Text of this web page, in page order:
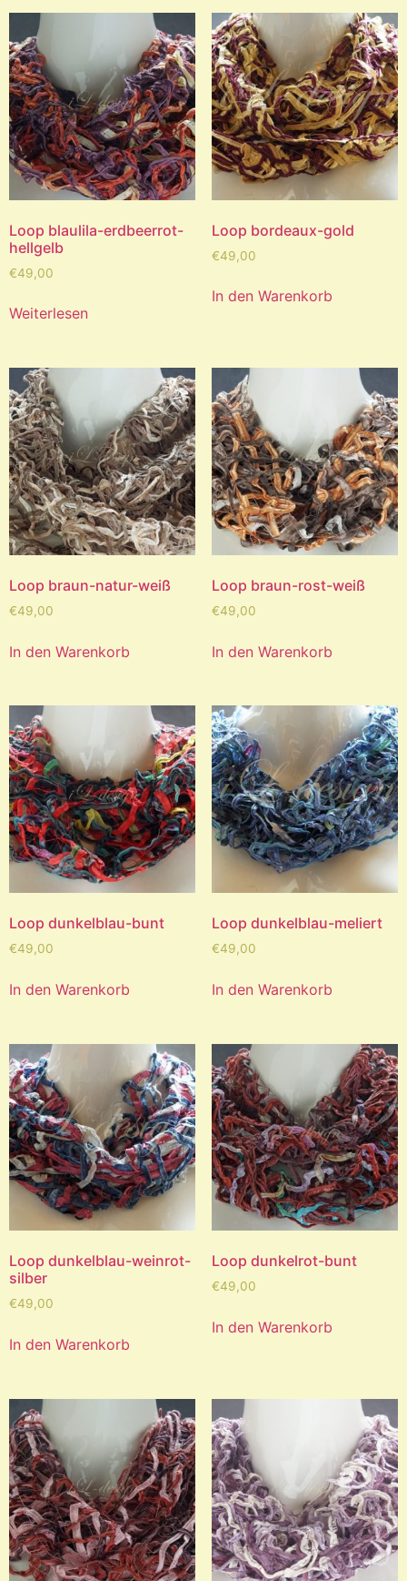
Loop blaulila-erdbeerrot-
hellgelb
€49,00
Weiterlesen
Loop bordeaux-gold
€49,00
In den Warenkorb
Loop braun-natur-weiß
€49,00
In den Warenkorb
Loop braun-rost-weiß
€49,00
In den Warenkorb
Loop dunkelblau-bunt
€49,00
In den Warenkorb
Loop dunkelblau-meliert
€49,00
In den Warenkorb
Loop dunkelblau-weinrot-
silber
€49,00
In den Warenkorb
Loop dunkelrot-bunt
€49,00
In den Warenkorb